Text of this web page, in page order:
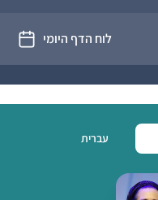
לוח הדף היומי
עברית